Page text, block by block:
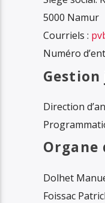
5000 Namur
Courriels :
Numéro
Direction
Organe
Dolhet
Foissac